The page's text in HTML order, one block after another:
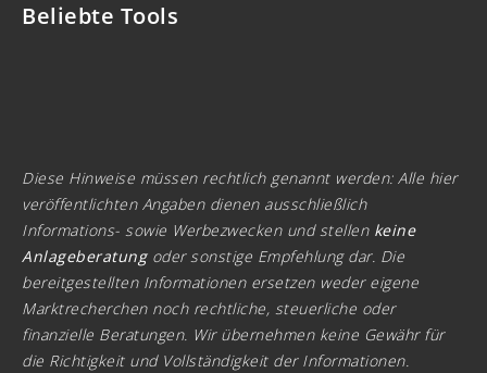
Beliebte Tools
Diese Hinweise müssen rechtlich genannt werden: Alle hier
veröffentlichten Angaben dienen ausschließlich
Informations- sowie Werbezwecken und stellen keine
Anlageberatungoder sonstige Empfehlung dar. Die
bereitgestellten Informationen ersetzen weder eigene
Marktrecherchen noch rechtliche, steuerliche oder
finanzielle Beratungen. Wir übernehmen keine Gewähr für
die Richtigkeit und Vollständigkeit der Informationen.